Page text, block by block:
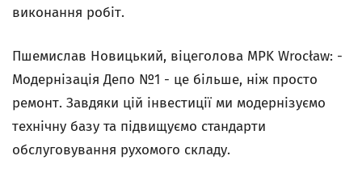
виконання робіт.
Пшемислав Новицький, віцеголова MPK Wrocław: -
Модернізація Депо №1 - це більше, ніж просто
ремонт. Завдяки цій інвестиції ми модернізуємо
технічну базу та підвищуємо стандарти
обслуговування рухомого складу.